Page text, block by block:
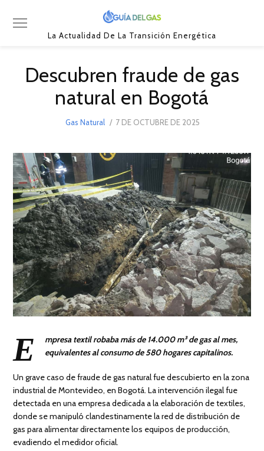
La Actualidad De La Transición Energética
Descubren fraude de gas
natural en Bogotá
Gas Natural
POSTED
7 DE OCTUBRE DE 2025
2025
E
mpresa textil robaba más de 14.000 m³ de gas al mes,
equivalentes al consumo de 580 hogares capitalinos.
Un grave caso de fraude de gas natural fue descubierto en la zona
industrial de Montevideo, en Bogotá. La intervención ilegal fue
detectada en una empresa dedicada a la elaboración de textiles,
donde se manipuló clandestinamente la red de distribución de
gas para alimentar directamente los equipos de producción,
evadiendo el medidor oficial.